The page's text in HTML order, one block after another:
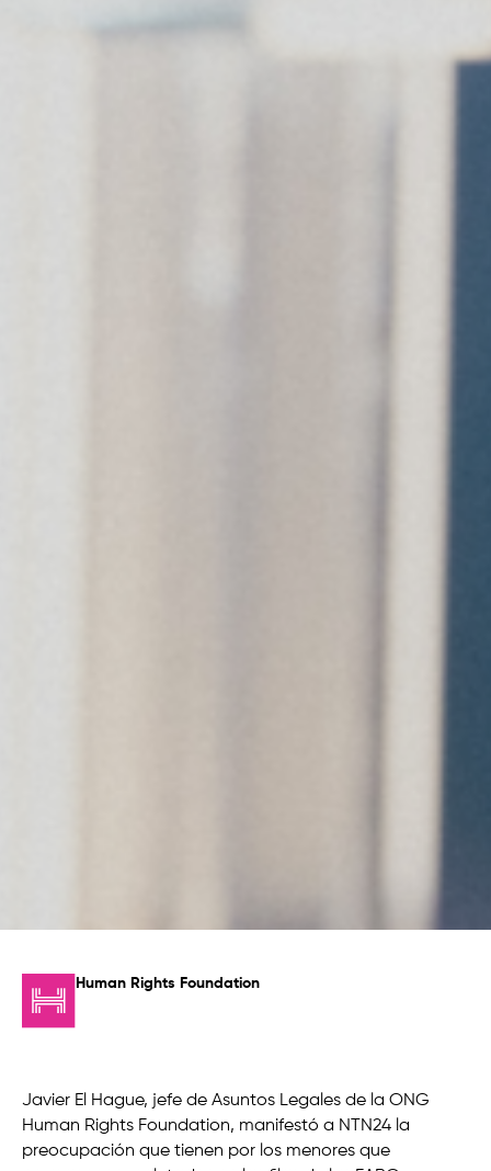
Human Rights Foundation
Javier El Hague, jefe de Asuntos Legales de la ONG
Human Rights Foundation, manifestó a NTN24 la
preocupación que tienen por los menores que